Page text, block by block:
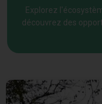
Explorez
découvrez des